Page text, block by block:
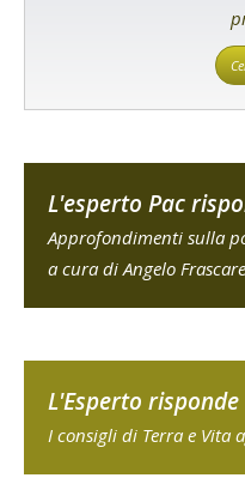
L'esperto Pac
Approfondimenti sulla
a cura di Angelo
L'Esperto risponde
I consigli di Terra e Vita